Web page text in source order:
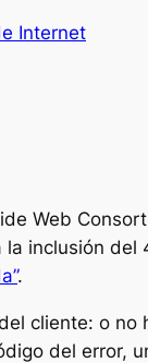
Internet
Web
inclusión
.
cliente: o
del error,